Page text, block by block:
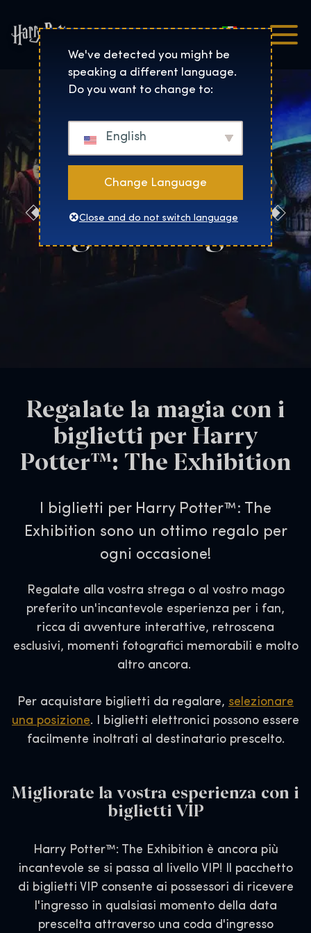
Harry Potter™: The
Italiano
Biglietti regalo
Regalate la magia con i
biglietti per Harry
Potter™: The Exhibition
I biglietti per Harry Potter™: The
Exhibition sono un ottimo regalo per
ogni occasione!
Regalate alla vostra strega o al vostro mago
preferito un'incantevole esperienza per i fan,
ricca di avventure interattive, retroscena
esclusivi, momenti fotografici memorabili e molto
altro ancora.
Per acquistare biglietti da regalare, selezionare
una posizione. I biglietti elettronici possono essere
facilmente inoltrati al destinatario prescelto.
Migliorate la vostra esperienza con i
biglietti VIP
Harry Potter™: The Exhibition è ancora più
incantevole se si passa al livello VIP! Il pacchetto
di biglietti VIP consente ai possessori di ricevere
l'ingresso in qualsiasi momento della data
prescelta attraverso una coda d'ingresso
We've detected you might be
speaking a different language.
Do you want to change to:
English
Change Language
Close and do not switch language